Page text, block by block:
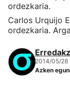
Carlos Urquijo
ordezkaria.
2014/05/28
Azken